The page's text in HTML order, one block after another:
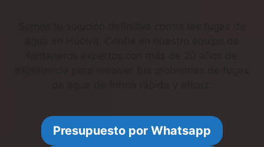
Presupuesto por Whatsapp